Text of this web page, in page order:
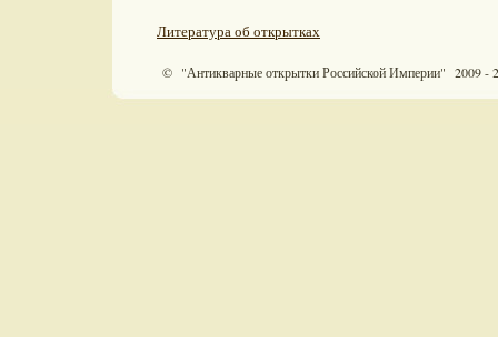
Литература об открытках
© "Антикварные открытки Российской Империи" 2009 -